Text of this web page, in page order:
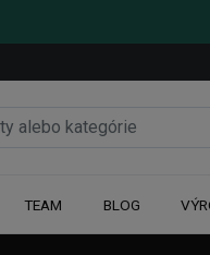
TEAM BLOG